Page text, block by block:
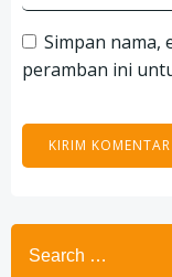
Simpan nama,
peramban ini
Search
for: